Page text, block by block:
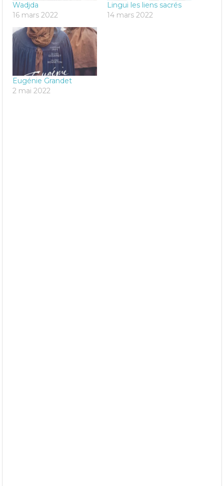
Wadjda
16 mars 2022
Lingui les liens sacrés
14 mars 2022
Eugénie Grandet
2 mai 2022